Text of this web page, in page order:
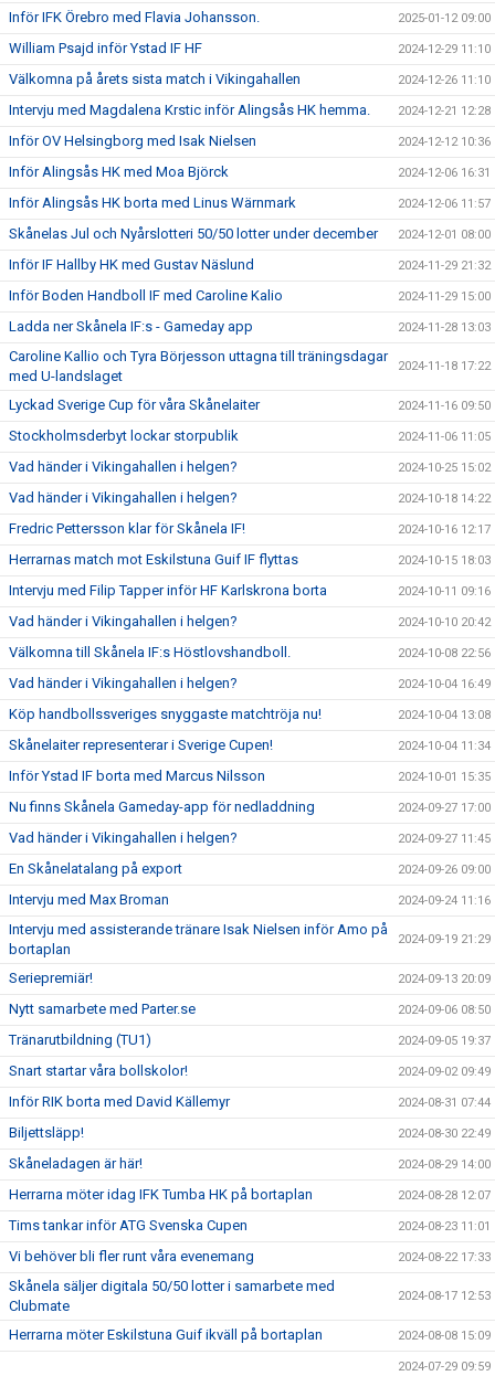
Inför IFK Örebro med Flavia Johansson. 2025-01-12 09:00
William Psajd inför Ystad IF HF 2024-12-29 11:10
Välkomna på årets sista match i Vikingahallen 2024-12-26 11:10
Intervju med Magdalena Krstic inför Alingsås HK hemma. 2024-12-21 12:28
Inför OV Helsingborg med Isak Nielsen 2024-12-12 10:36
Inför Alingsås HK med Moa Björck 2024-12-06 16:31
Inför Alingsås HK borta med Linus Wärnmark 2024-12-06 11:57
Skånelas Jul och Nyårslotteri 50/50 lotter under december 2024-12-01 08:00
Inför IF Hallby HK med Gustav Näslund 2024-11-29 21:32
Inför Boden Handboll IF med Caroline Kalio 2024-11-29 15:00
Ladda ner Skånela IF:s - Gameday app 2024-11-28 13:03
Caroline Kallio och Tyra Börjesson uttagna till träningsdagar
med U-landslaget
2024-11-18 17:22
Lyckad Sverige Cup för våra Skånelaiter 2024-11-16 09:50
Stockholmsderbyt lockar storpublik 2024-11-06 11:05
Vad händer i Vikingahallen i helgen? 2024-10-25 15:02
Vad händer i Vikingahallen i helgen? 2024-10-18 14:22
Fredric Pettersson klar för Skånela IF! 2024-10-16 12:17
Herrarnas match mot Eskilstuna Guif IF flyttas 2024-10-15 18:03
Intervju med Filip Tapper inför HF Karlskrona borta 2024-10-11 09:16
Vad händer i Vikingahallen i helgen? 2024-10-10 20:42
Välkomna till Skånela IF:s Höstlovshandboll. 2024-10-08 22:56
Vad händer i Vikingahallen i helgen? 2024-10-04 16:49
Köp handbollssveriges snyggaste matchtröja nu! 2024-10-04 13:08
Skånelaiter representerar i Sverige Cupen! 2024-10-04 11:34
Inför Ystad IF borta med Marcus Nilsson 2024-10-01 15:35
Nu finns Skånela Gameday-app för nedladdning 2024-09-27 17:00
Vad händer i Vikingahallen i helgen? 2024-09-27 11:45
En Skånelatalang på export 2024-09-26 09:00
Intervju med Max Broman 2024-09-24 11:16
Intervju med assisterande tränare Isak Nielsen inför Amo på
bortaplan
2024-09-19 21:29
Seriepremiär! 2024-09-13 20:09
Nytt samarbete med Parter.se 2024-09-06 08:50
Tränarutbildning (TU1) 2024-09-05 19:37
Snart startar våra bollskolor! 2024-09-02 09:49
Inför RIK borta med David Källemyr 2024-08-31 07:44
Biljettsläpp! 2024-08-30 22:49
Skåneladagen är här! 2024-08-29 14:00
Herrarna möter idag IFK Tumba HK på bortaplan 2024-08-28 12:07
Tims tankar inför ATG Svenska Cupen 2024-08-23 11:01
Vi behöver bli fler runt våra evenemang 2024-08-22 17:33
Skånela säljer digitala 50/50 lotter i samarbete med
Clubmate
2024-08-17 12:53
Herrarna möter Eskilstuna Guif ikväll på bortaplan 2024-08-08 15:09
2024-07-29 09:59